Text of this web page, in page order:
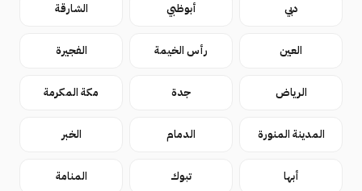
دبي أبوظبي الشارقة
العين رأس الخيمة الفجيرة
الرياض جدة مكة المكرمة
المدينة المنورة الدمام الخبر
أبها تبوك المنامة